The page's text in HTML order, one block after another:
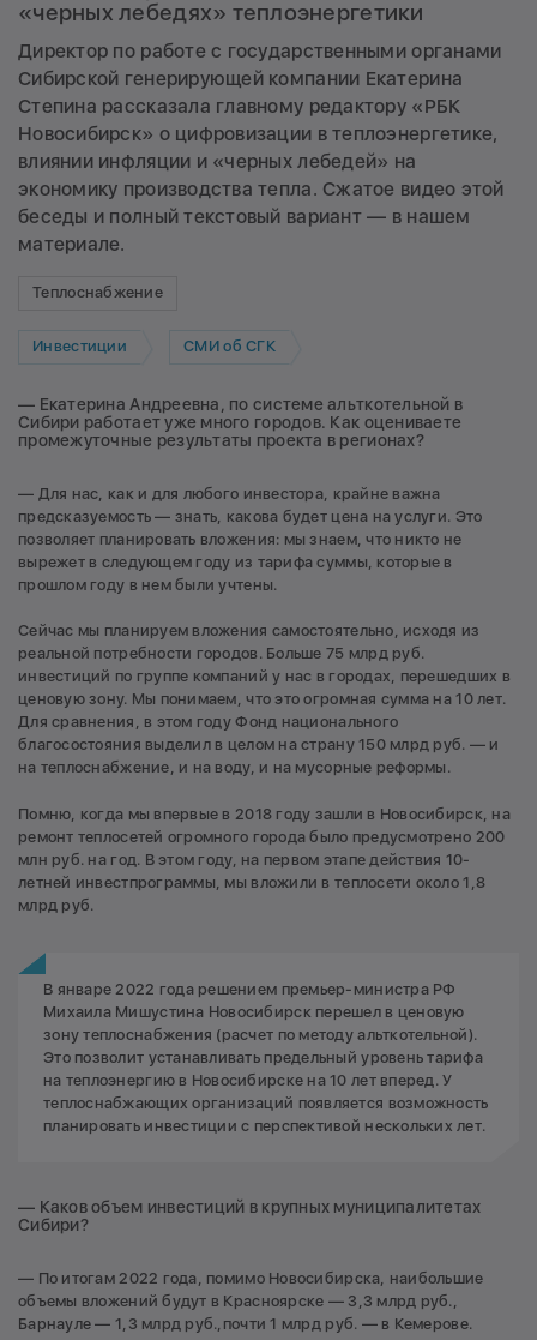
«черных лебедях» теплоэнергетики
Директор по работе с государственными органами
Сибирской генерирующей компании Екатерина
Степина рассказала главному редактору «РБК
Новосибирск» о цифровизации в теплоэнергетике,
влиянии инфляции и «черных лебедей» на
экономику производства тепла. Сжатое видео этой
беседы и полный текстовый вариант — в нашем
материале.
Теплоснабжение
Инвестиции СМИ об СГК
— Екатерина Андреевна, по системе альткотельной в
Сибири работает уже много городов. Как оцениваете
промежуточные результаты проекта в регионах?
— Для нас, как и для любого инвестора, крайне важна
предсказуемость — знать, какова будет цена на услуги. Это
позволяет планировать вложения: мы знаем, что никто не
вырежет в следующем году из тарифа суммы, которые в
прошлом году в нем были учтены.
Сейчас мы планируем вложения самостоятельно, исходя из
реальной потребности городов. Больше 75 млрд руб.
инвестиций по группе компаний у нас в городах, перешедших в
ценовую зону. Мы понимаем, что это огромная сумма на 10 лет.
Для сравнения, в этом году Фонд национального
благосостояния выделил в целом на страну 150 млрд руб. — и
на теплоснабжение, и на воду, и на мусорные реформы.
Помню, когда мы впервые в 2018 году зашли в Новосибирск, на
ремонт теплосетей огромного города было предусмотрено 200
млн руб. на год. В этом году, на первом этапе действия 10-
летней инвестпрограммы, мы вложили в теплосети около 1,8
млрд руб.
В январе 2022 года решением премьер-министра РФ
Михаила Мишустина Новосибирск перешел в ценовую
зону теплоснабжения (расчет по методу альткотельной).
Это позволит устанавливать предельный уровень тарифа
на теплоэнергию в Новосибирске на 10 лет вперед. У
теплоснабжающих организаций появляется возможность
планировать инвестиции с перспективой нескольких лет.
— Каков объем инвестиций в крупных муниципалитетах
Сибири?
— По итогам 2022 года, помимо Новосибирска, наибольшие
объемы вложений будут в Красноярске — 3,3 млрд руб.,
Барнауле — 1,3 млрд руб.,почти 1 млрд руб. — в Кемерове.